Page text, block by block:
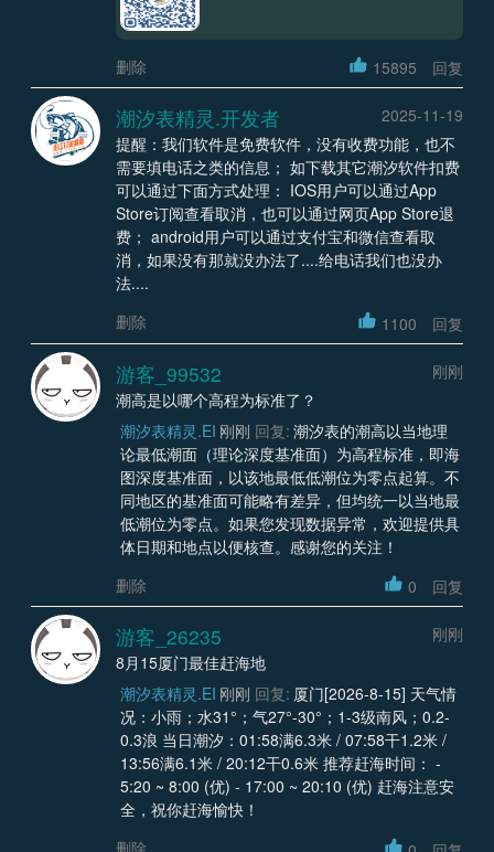
删除 15895 回复
潮汐表精灵.开发者
2025-11-19
提醒：我们软件是免费软件，没有收费功能，也不
需要填电话之类的信息； 如下载其它潮汐软件扣费
可以通过下面方式处理： IOS用户可以通过App
Store订阅查看取消，也可以通过网页App Store退
费； android用户可以通过支付宝和微信查看取
消，如果没有那就没办法了....给电话我们也没办
法....
删除
1100 回复
游客_99532
刚刚
潮高是以哪个高程为标准了？
潮汐表精灵.EI 刚刚 回复: 潮汐表的潮高以当地理
论最低潮面（理论深度基准面）为高程标准，即海
图深度基准面，以该地最低低潮位为零点起算。不
同地区的基准面可能略有差异，但均统一以当地最
低潮位为零点。如果您发现数据异常，欢迎提供具
体日期和地点以便核查。感谢您的关注！
删除
0 回复
游客_26235
刚刚
8月15厦门最佳赶海地
潮汐表精灵.EI 刚刚 回复: 厦门[2026-8-15] 天气情
况：小雨；水31°；气27°-30°；1-3级南风；0.2-
0.3浪 当日潮汐：01:58满6.3米 / 07:58干1.2米 /
13:56满6.1米 / 20:12干0.6米 推荐赶海时间： -
5:20 ~ 8:00 (优) - 17:00 ~ 20:10 (优) 赶海注意安
全，祝你赶海愉快！